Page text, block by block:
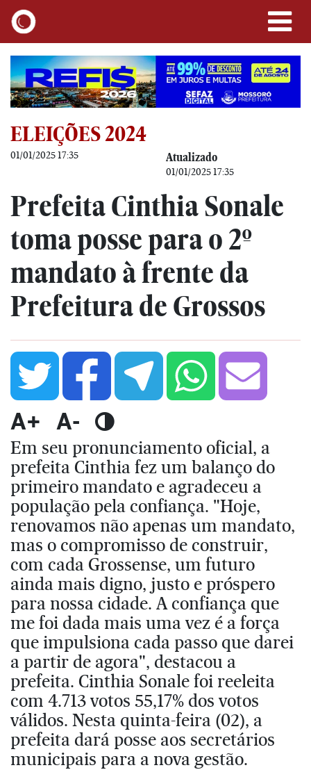
ELEIÇÕES 2024
01/01/2025 17:35 Atualizado
01/01/2025 17:35
Prefeita Cinthia Sonale
toma posse para o 2º
mandato à frente da
Prefeitura de Grossos
A+ A-
Em seu pronunciamento oficial, a
prefeita Cinthia fez um balanço do
primeiro mandato e agradeceu a
população pela confiança. "Hoje,
renovamos não apenas um mandato,
mas o compromisso de construir,
com cada Grossense, um futuro
ainda mais digno, justo e próspero
para nossa cidade. A confiança que
me foi dada mais uma vez é a força
que impulsiona cada passo que darei
a partir de agora", destacou a
prefeita. Cinthia Sonale foi reeleita
com 4.713 votos 55,17% dos votos
válidos. Nesta quinta-feira (02), a
prefeita dará posse aos secretários
municipais para a nova gestão.